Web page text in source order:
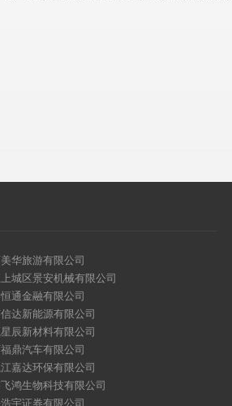
华旅游有限公司
城区景安机械有限公司
通金融有限公司
达新能源有限公司
辰新材料有限公司
鼎汽车有限公司
嘉达环保有限公司
鸿生物科技有限公司
宇证券有限公司